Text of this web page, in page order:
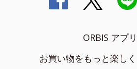
ORBIS アプリ
お買い物をもっと楽しく